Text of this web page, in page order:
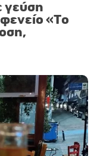
γεύση
«Το